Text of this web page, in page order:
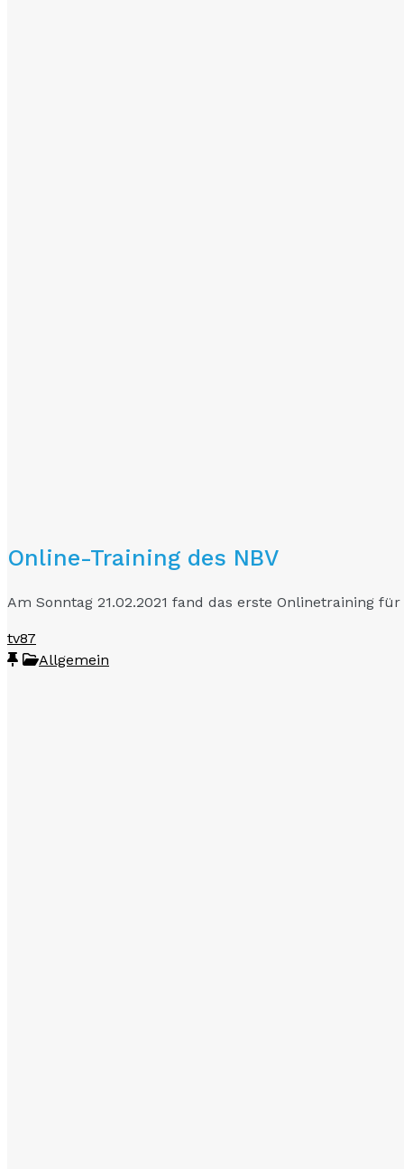
Online-Training des NBV
Am Sonntag 21.02.2021 fand das erste Onlinetraining
tv87
Allgemein